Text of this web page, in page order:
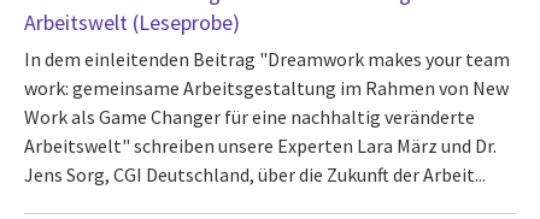
Arbeitswelt (Leseprobe)
In dem einleitenden Beitrag "Dreamwork makes your team
work: gemeinsame Arbeitsgestaltung im Rahmen von New
Work als Game Changer für eine nachhaltig veränderte
Arbeitswelt" schreiben unsere Experten Lara März und Dr.
Jens Sorg, CGI Deutschland, über die Zukunft der Arbeit...